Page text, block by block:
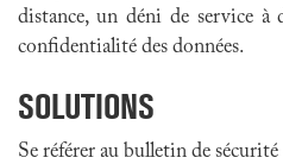
distance, un déni de service à
confidentialité des données.
SOLUTIONS
Se référer au bulletin de